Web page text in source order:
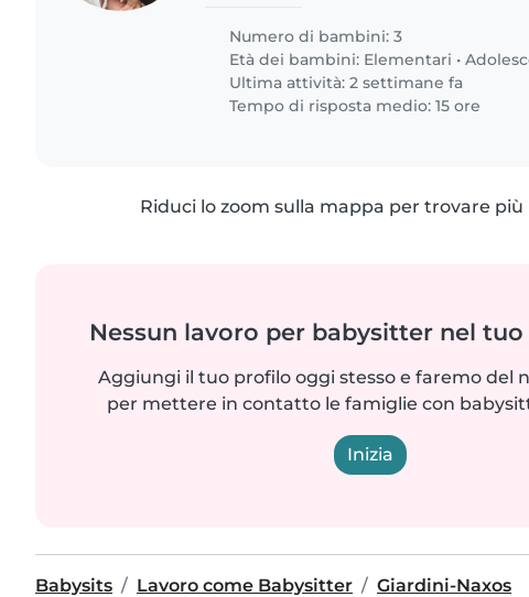
Numero di bambini: 3
Età dei bambini: Elementari •
Ultima attività: 2 settimane fa
Tempo di risposta medio: 15 ore
Riduci lo zoom sulla mappa per trovare
Nessun lavoro per babysitter nel
Aggiungi il tuo profilo oggi stesso e faremo del
per mettere in contatto le famiglie con
Inizia
Babysits Lavoro come Babysitter Giardini-Naxos